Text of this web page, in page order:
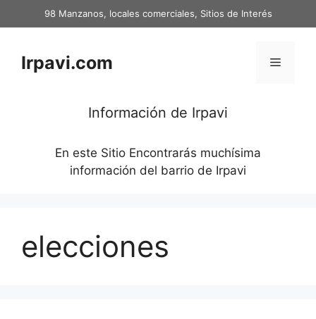
al
98 Manzanos, locales comerciales, Sitios de Interés
Irpavi.com Menú
Información de Irpavi
En este Sitio Encontrarás muchísima
información del barrio de Irpavi
elecciones